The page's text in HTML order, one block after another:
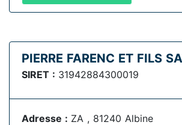
PIERRE FARENC ET FILS
SIRET : 31942884300019
Adresse : ZA , 81240 Albine